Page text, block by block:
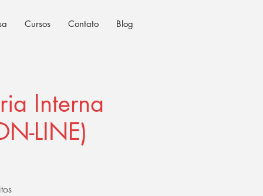
Cursos Contato Blog
Interna
LINE)